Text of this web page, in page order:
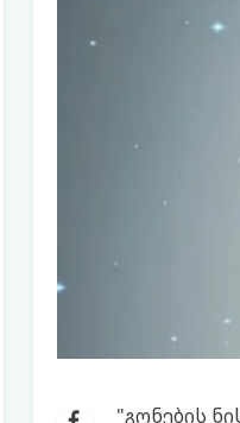
"გონების